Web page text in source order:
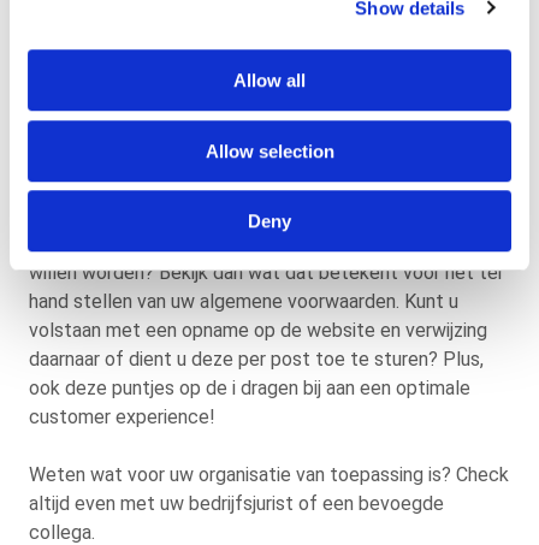
Show details
Allow all
Allow selection
Deny
Echter, in de briefcommunicatie verwees de verzekeraar
maakte de verzekerde bezwaar tegen en met succes. Hij
algemene voorwaarden op papier moeten verstrekken.
Immers, de klant had geen toestemming gegeven voor
digitale correspondentie.
willen worden? Bekijk dan wat dat betekent voor het ter
hand stellen van uw algemene voorwaarden. Kunt u
volstaan met een opname op de website en verwijzing
daarnaar of dient u deze per post toe te sturen? Plus,
ook deze puntjes op de i dragen bij aan een optimale
customer experience!
Weten wat voor uw organisatie van toepassing is? Check
altijd even met uw bedrijfsjurist of een bevoegde
collega.